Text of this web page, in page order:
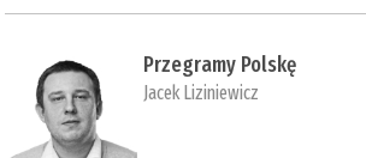
Przegramy Polskę
Jacek Liziniewicz